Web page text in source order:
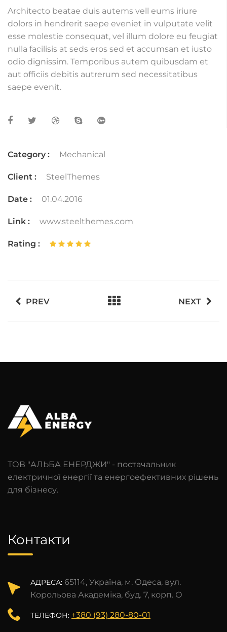
Architecto beatae duis autems vell eums iriure
dolors in hendrerit saepe eveniet in vulputate velit
esse molestie consequat, vel illum dolore eu feugiat
nulla facilisis at seds eros sed et accumsan et iusto
odio dignissim. Temporibus autem quibusdam et
aut officiis debitis autrerum sed necessitatibus
saepe evenit.
Category : Mechanical
Client : SteelThemes
Date : 01.04.2016
Link : www.steelthemes.com
Rating :
PREV NEXT
ТОВ "АЛЬБА ЕНЕРДЖИ" - постачальник
електричної енергії та енергоефективних рішень
для бізнесу.
Контакти
АДРЕСА: 65114, Україна, м. Одеса, вул.
Корольова Академіка, буд. 7, корп. О
ТЕЛЕФОН: +380 (93) 280-80-01